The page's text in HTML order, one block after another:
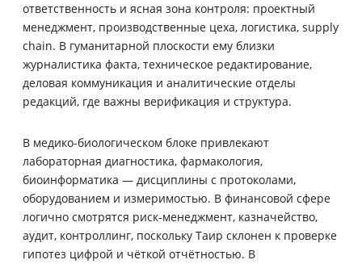
ответственность и ясная зона контроля: проектный
менеджмент, производственные цеха, логистика, supply
chain. В гуманитарной плоскости ему близки
журналистика факта, техническое редактирование,
деловая коммуникация и аналитические отделы
редакций, где важны верификация и структура.
В медико-биологическом блоке привлекают
лабораторная диагностика, фармакология,
биоинформатика — дисциплины с протоколами,
оборудованием и измеримостью. В финансовой сфере
логично смотрятся риск-менеджмент, казначейство,
аудит, контроллинг, поскольку Таир склонен к проверке
гипотез цифрой и чёткой отчётностью. В